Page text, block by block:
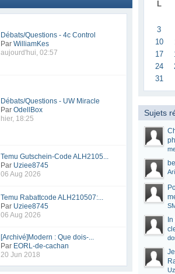
Débats/Questions - 4c Control
ParWilliamKes
aujourd'hui, 02:57
Débats/Questions - UW Miracle
ParOdellBox
hier, 18:25
Temu Gutschein-Code ALH2105...
Par Uziee8745
06 Aug 2026
Temu Rabattcode ALH210507:...
Par Uziee8745
06 Aug 2026
[Archivé]Modern : Que dois-...
Par EORL-de-cachan
20 Jun 2018
L
3
10
17
24
31
Sujets
In